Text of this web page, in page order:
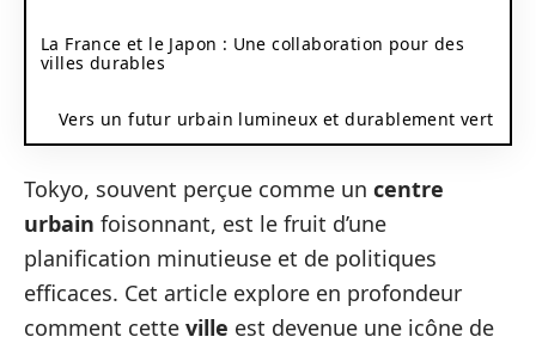
La France et le Japon : Une collaboration pour des
villes durables
Vers un futur urbain lumineux et durablement vert
Tokyo, souvent perçue comme un centre
urbain foisonnant, est le fruit d’une
planification minutieuse et de politiques
efficaces. Cet article explore en profondeur
comment cette ville est devenue une icône de